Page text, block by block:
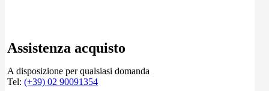
Assistenza acquisto
A disposizione per qualsiasi domanda
Tel: (+39) 02 90091354